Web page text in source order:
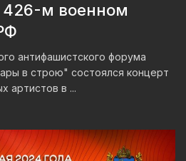
426-м военном
антифашистского форума
в строю" состоялся концерт
артистов в ...